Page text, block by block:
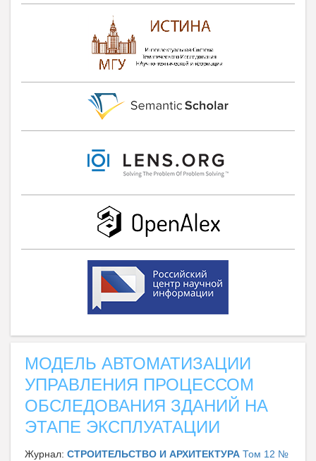
МОДЕЛЬ АВТОМАТИЗАЦИИ
УПРАВЛЕНИЯ ПРОЦЕССОМ
ОБСЛЕДОВАНИЯ ЗДАНИЙ НА
ЭТАПЕ ЭКСПЛУАТАЦИИ
Журнал: СТРОИТЕЛЬСТВО И АРХИТЕКТУРА Том 12 №